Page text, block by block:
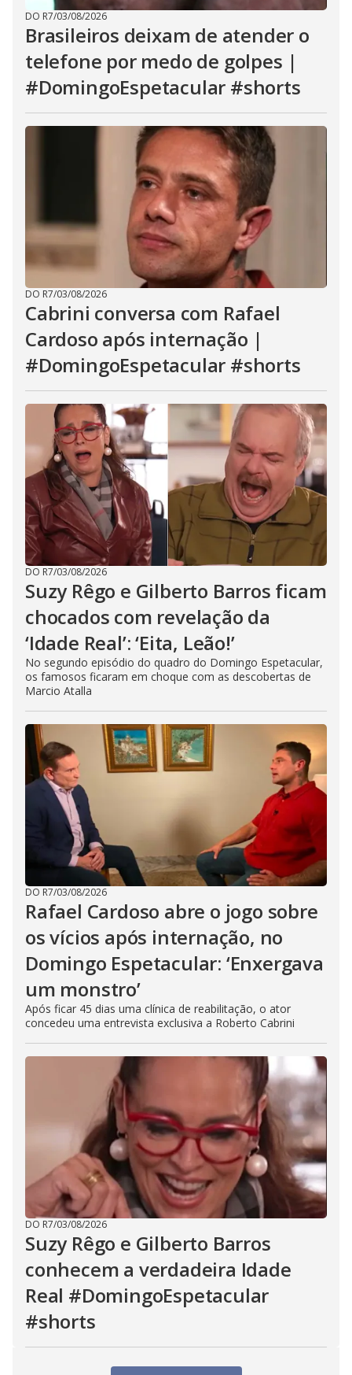
DO R7/03/08/2026
Brasileiros deixam de atender o
telefone por medo de golpes |
#DomingoEspetacular #shorts
DO R7/03/08/2026
Cabrini conversa com Rafael
Cardoso após internação |
#DomingoEspetacular #shorts
DO R7/03/08/2026
Suzy Rêgo e Gilberto Barros ficam
chocados com revelação da
‘Idade Real’: ‘Eita, Leão!’
No segundo episódio do quadro do Domingo Espetacular,
os famosos ficaram em choque com as descobertas de
Marcio Atalla
DO R7/03/08/2026
Rafael Cardoso abre o jogo sobre
os vícios após internação, no
Domingo Espetacular: ‘Enxergava
um monstro’
Após ficar 45 dias uma clínica de reabilitação, o ator
concedeu uma entrevista exclusiva a Roberto Cabrini
DO R7/03/08/2026
Suzy Rêgo e Gilberto Barros
conhecem a verdadeira Idade
Real #DomingoEspetacular
#shorts